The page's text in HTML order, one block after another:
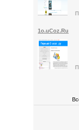
1o.uСoz.Ru